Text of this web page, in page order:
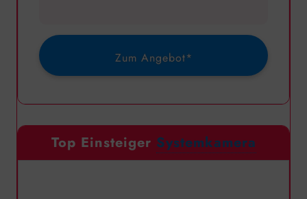
Zum Angebot*
Top Einsteiger Systemkamera